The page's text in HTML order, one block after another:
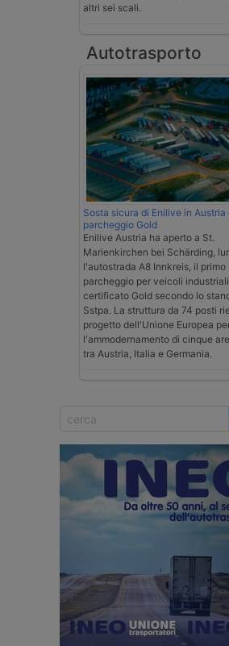
altri sei scali.
Autotrasporto
Sosta sicura di Enilive in Austria
parcheggio Gold
Enilive Austria ha aperto a St.
Marienkirchen bei Schärding,
l'autostrada A8 Innkreis, il primo
parcheggio per veicoli
certificato Gold secondo lo
Sstpa. La struttura da 74 posti
progetto dell'Unione Europea
l'ammodernamento di cinque
tra Austria, Italia e Germania.